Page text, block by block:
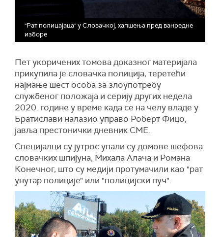
"Рат полицајаца" у Словачкој, хапшења пред ванредне
изборе
Пет укоричених томова доказног материјала
прикупила је словачка полиција, теретећи
најмање шест особа за злоупотребу
службеног положаја и серију других недела
2020. године у време када се на челу владе у
Братислави налазио управо Роберт Фицо,
јавља престонички дневник СМЕ.
Специјалци су јутрос упали су домове шефова
словачких шпијуна, Михала Алача и Романа
Конечног, што су медији протумачили као "рат
унутар полиције" или "полицијски пуч".